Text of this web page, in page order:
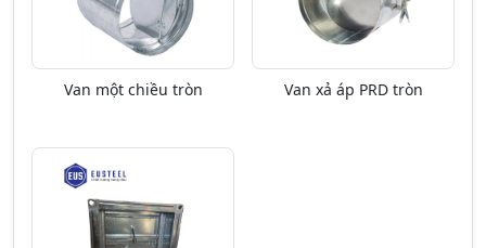
Van một chiều tròn Van xả áp PRD tròn